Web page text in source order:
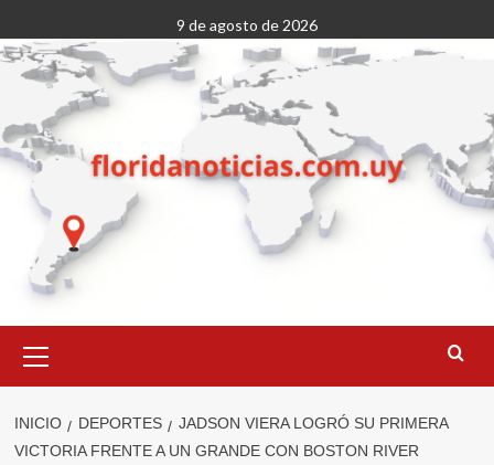
al
contenido
9 de agosto de 2026
primario
INICIO DEPORTES
JADSON VIERA LOGRÓ SU PRIMERA
VICTORIA FRENTE A UN GRANDE CON BOSTON RIVER